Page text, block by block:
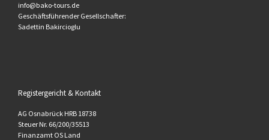
info@bako-tours.de
Geschäftsführender Gesellschafter:
Sadettin Bakircioglu
Registergericht & Kontakt
AG Osnabrück HRB 18738
Steuer Nr. 66/200/35513
Finanzamt OS Land